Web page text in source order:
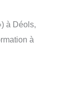
à Déols,
à